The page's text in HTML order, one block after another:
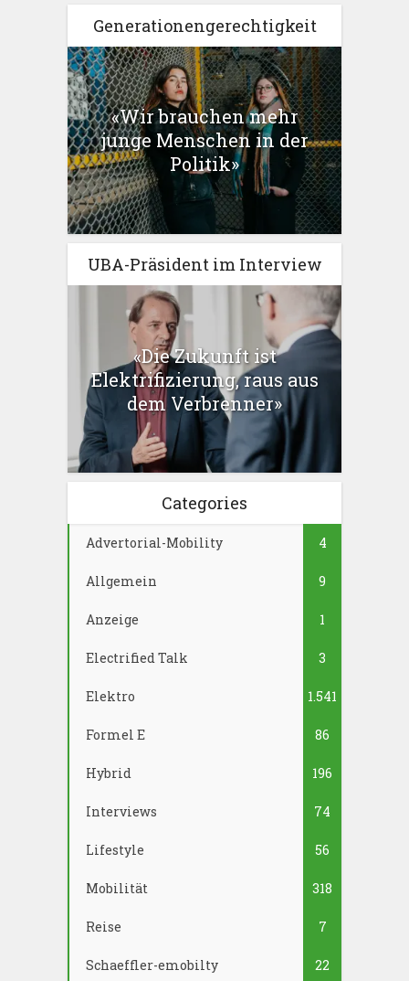
Generationengerechtigkeit
«Wir brauchen mehr
junge Menschen in der
Politik»
UBA-Präsident im Interview
«Die Zukunft ist
Elektrifizierung, raus aus
dem Verbrenner»
Categories
Advertorial-Mobility 4
Allgemein 9
Anzeige 1
Electrified Talk 3
Elektro 1.541
Formel E 86
Hybrid 196
Interviews 74
Lifestyle 56
Mobilität 318
Reise 7
Schaeffler-emobilty 22